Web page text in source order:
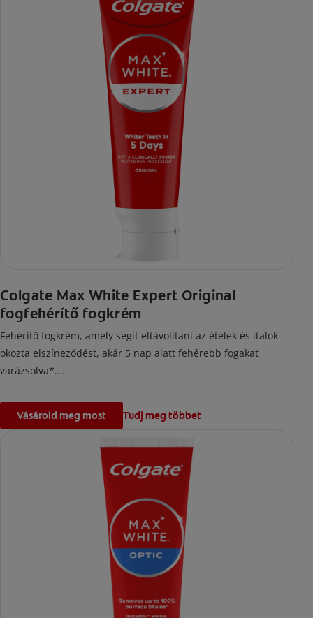
Colgate Max White Expert Original
fogfehérítő fogkrém
Fehérítő fogkrém, amely segít eltávolítani az ételek és italok
okozta elszíneződést, akár 5 nap alatt fehérebb fogakat
varázsolva*.
Vásárold meg most Tudj meg többet